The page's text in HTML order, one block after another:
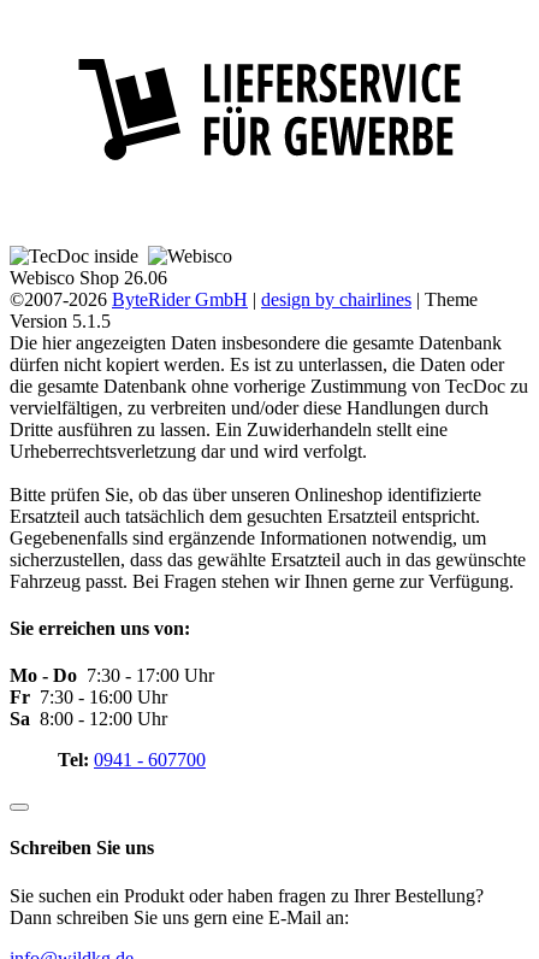
Webisco Shop 26.06
©2007-2026 ByteRider GmbH | design by chairlines | Theme
Version 5.1.5
Die hier angezeigten Daten insbesondere die gesamte Datenbank
dürfen nicht kopiert werden. Es ist zu unterlassen, die Daten oder
die gesamte Datenbank ohne vorherige Zustimmung von TecDoc zu
vervielfältigen, zu verbreiten und/oder diese Handlungen durch
Dritte ausführen zu lassen. Ein Zuwiderhandeln stellt eine
Urheberrechtsverletzung dar und wird verfolgt.
Bitte prüfen Sie, ob das über unseren Onlineshop identifizierte
Ersatzteil auch tatsächlich dem gesuchten Ersatzteil entspricht.
Gegebenenfalls sind ergänzende Informationen notwendig, um
sicherzustellen, dass das gewählte Ersatzteil auch in das gewünschte
Fahrzeug passt. Bei Fragen stehen wir Ihnen gerne zur Verfügung.
Sie erreichen uns von:
Mo - Do 7:30 - 17:00 Uhr
Fr 7:30 - 16:00 Uhr
Sa 8:00 - 12:00 Uhr
Tel: 0941 - 607700
Schreiben Sie uns
Sie suchen ein Produkt oder haben fragen zu Ihrer Bestellung?
Dann schreiben Sie uns gern eine E-Mail an: